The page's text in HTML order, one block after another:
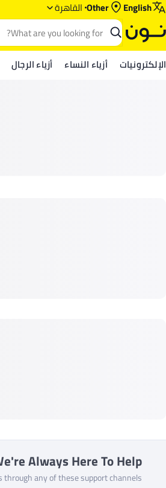
English
Other القاهرة
الإلكترونيات أزياء النساء أزياء الرجال
Always Here To Help
through any of these support channels